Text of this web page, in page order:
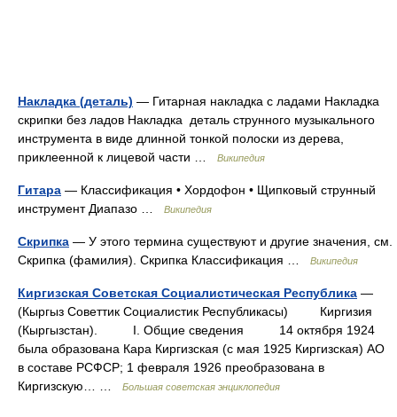
Накладка (деталь) — Гитарная накладка с ладами Накладка
скрипки без ладов Накладка деталь струнного музыкального
инструмента в виде длинной тонкой полоски из дерева,
приклеенной к лицевой части …
Википедия
Гитара — Классификация • Хордофон • Щипковый струнный
инструмент Диапазо …
Википедия
Скрипка — У этого термина существуют и другие значения, см.
Скрипка (фамилия). Скрипка Классификация …
Википедия
Киргизская Советская Социалистическая Республика —
(Кыргыз Советтик Социалистик Республикасы) Киргизия
(Кыргызстан). I. Общие сведения 14 октября 1924
была образована Кара Киргизская (с мая 1925 Киргизская) АО
в составе РСФСР; 1 февраля 1926 преобразована в
Киргизскую… …
Большая советская энциклопедия